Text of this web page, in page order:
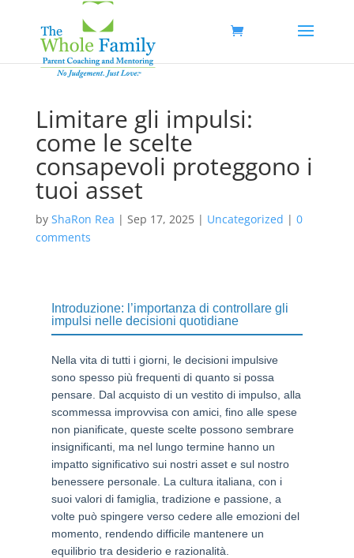
Limitare gli impulsi:
come le scelte
consapevoli proteggono i
tuoi asset
by ShaRon Rea | Sep 17, 2025| Uncategorized | 0
comments
Introduzione: l’importanza di controllare gli
impulsi nelle decisioni quotidiane
Nella vita di tutti i giorni, le decisioni impulsive
sono spesso più frequenti di quanto si possa
pensare. Dal acquisto di un vestito di impulso, alla
scommessa improvvisa con amici, fino alle spese
non pianificate, queste scelte possono sembrare
insignificanti, ma nel lungo termine hanno un
impatto significativo sui nostri asset e sul nostro
benessere personale. La cultura italiana, con i
suoi valori di famiglia, tradizione e passione, a
volte può spingere verso cedere alle emozioni del
momento, rendendo difficile mantenere un
equilibrio tra desiderio e razionalità.